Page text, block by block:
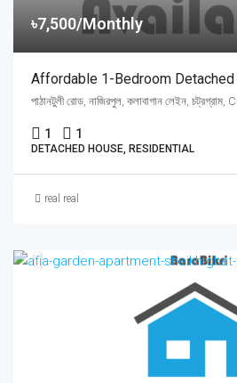
৳7,500/Monthly
পাঠানটুলী রোড, নাজিরপুল, কলাবাগান লেইন,
1 1
DETACHED HOUSE, RESIDENTIAL
real real